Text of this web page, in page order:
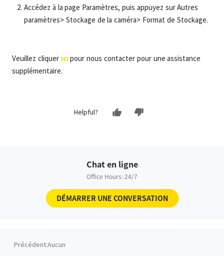
Accédez à la page Paramètres, puis appuyez sur Autres
paramètres> Stockage de la caméra> Format de Stockage.
Veuillez cliquer ici pour nous contacter pour une assistance
supplémentaire.
Helpful?
Chat en ligne
Office Hours: 24/7
DÉMARRER UNE CONVERSATION
Précédent:Aucun